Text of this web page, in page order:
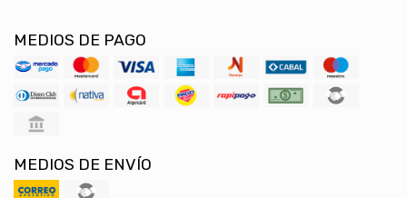
MEDIOS DE PAGO
MEDIOS DE ENVÍO